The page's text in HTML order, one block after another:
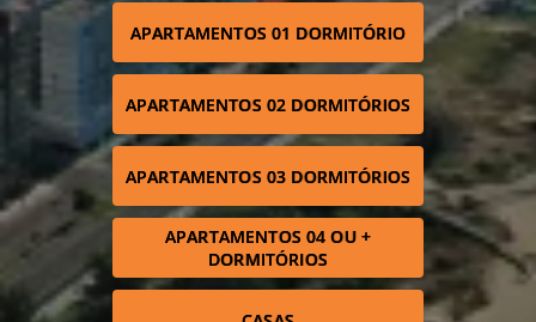
APARTAMENTOS 01 DORMITÓRIO
APARTAMENTOS 02 DORMITÓRIOS
APARTAMENTOS 03 DORMITÓRIOS
APARTAMENTOS 04 OU +
DORMITÓRIOS